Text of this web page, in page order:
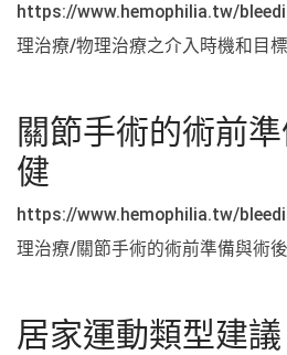
https://www.hemophilia.tw/
理治療/物理治療之介入時機和目標
關節手術的術前
健
https://www.hemophilia.tw/
理治療/關節手術的術前準備與術
居家運動類型建議